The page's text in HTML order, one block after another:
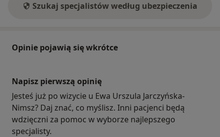
Szukaj specjalistów według ubezpieczenia
Opinie pojawią się wkrótce
Napisz pierwszą opinię
Jesteś już po wizycie u Ewa Urszula Jarczyńska-
Nimsz? Daj znać, co myślisz. Inni pacjenci będą
wdzięczni za pomoc w wyborze najlepszego
specjalisty.